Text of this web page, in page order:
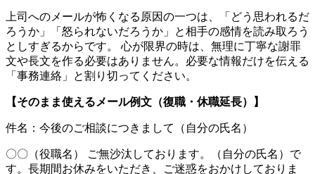
上司へのメールが怖くなる原因の一つは、「どう思われるだ
ろうか」「怒られないだろうか」と相手の感情を読み取ろう
としすぎるからです。 心が限界の時は、無理に丁寧な謝罪
文や長文を作る必要はありません。必要な情報だけを伝える
「事務連絡」と割り切ってください。
【そのまま使えるメール例文（復職・休職延長）】
件名：今後のご相談につきまして（自分の氏名）
〇〇（役職名） ご無沙汰しております。（自分の氏名）で
す。長期間お休みをいただき、ご迷惑をおかけしておりま